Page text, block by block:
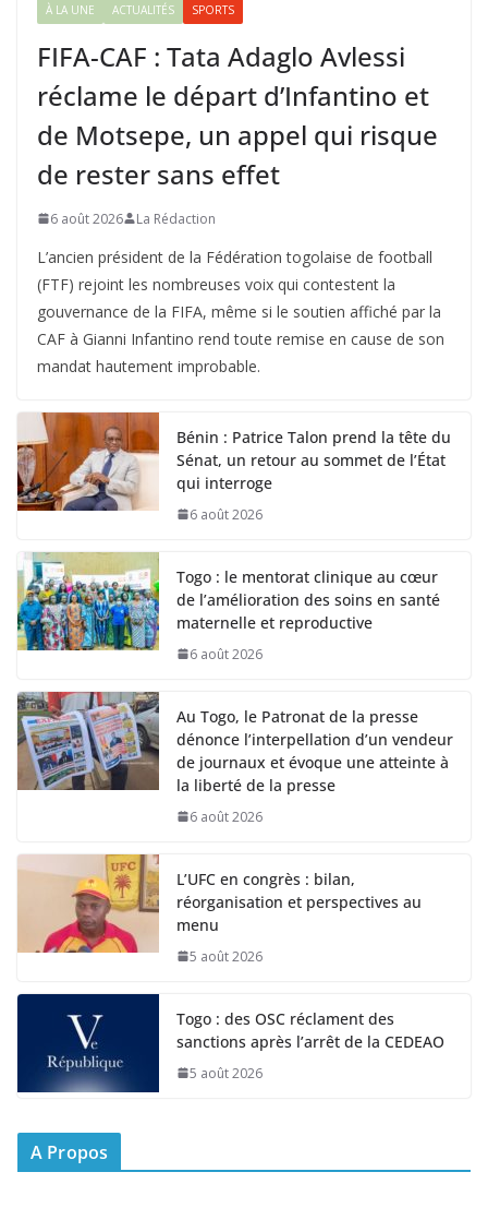
À LA UNE ACTUALITÉS SPORTS
FIFA-CAF : Tata Adaglo Avlessi
réclame le départ d’Infantino et
de Motsepe, un appel qui risque
de rester sans effet
6 août 2026 La Rédaction
L’ancien président de la Fédération togolaise de football
(FTF) rejoint les nombreuses voix qui contestent la
gouvernance de la FIFA, même si le soutien affiché par la
CAF à Gianni Infantino rend toute remise en cause de son
mandat hautement improbable.
Bénin : Patrice Talon prend la tête du
Sénat, un retour au sommet de l’État
qui interroge
6 août 2026
Togo : le mentorat clinique au cœur
de l’amélioration des soins en santé
maternelle et reproductive
6 août 2026
Au Togo, le Patronat de la presse
dénonce l’interpellation d’un vendeur
de journaux et évoque une atteinte à
la liberté de la presse
6 août 2026
L’UFC en congrès : bilan,
réorganisation et perspectives au
menu
5 août 2026
Togo : des OSC réclament des
sanctions après l’arrêt de la CEDEAO
5 août 2026
A Propos